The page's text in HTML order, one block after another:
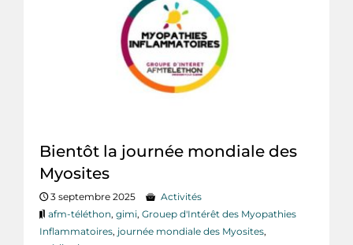
Bientôt la journée mondiale des
Myosites
3 septembre 2025
Activités
afm-téléthon, gimi, Grouep d'Intérêt des Myopathies
Inflammatoires, journée mondiale des Myosites,